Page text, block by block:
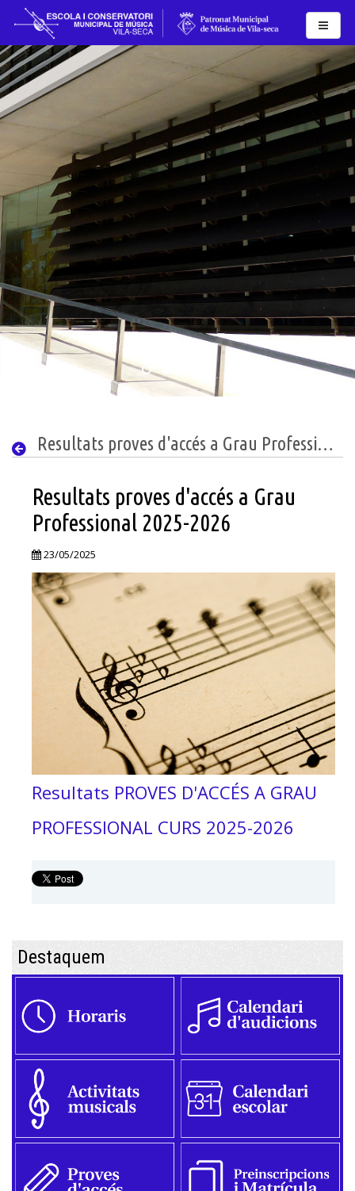
Resultats proves d'accés a Grau Professional 2025-2026
Resultats proves d'accés a Grau
Professional 2025-2026
23/05/2025
Resultats PROVES D'ACCÉS A GRAU
PROFESSIONAL CURS 2025-2026
Destaquem